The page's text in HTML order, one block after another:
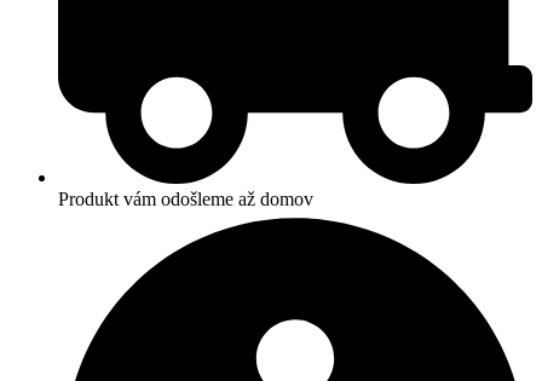
Produkt vám odošleme až domov